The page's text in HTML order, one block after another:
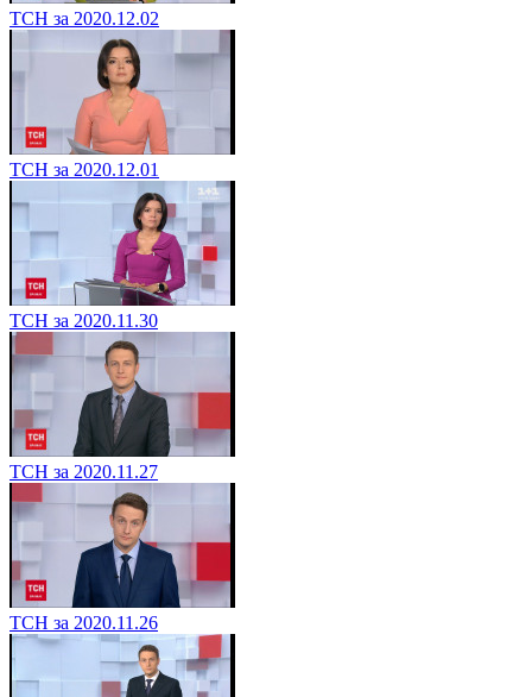
ТСН за 2020.12.02
ТСН за 2020.12.01
ТСН за 2020.11.30
ТСН за 2020.11.27
ТСН за 2020.11.26